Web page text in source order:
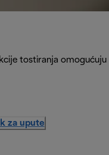
tostiranja
za upute